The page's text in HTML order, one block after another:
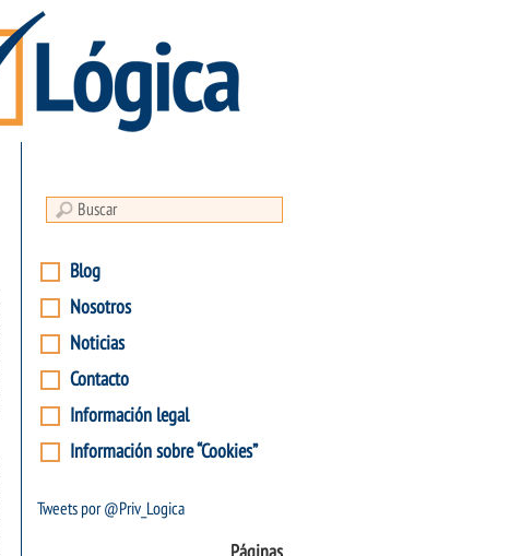
Blog
Nosotros
Noticias
Contacto
Información legal
Información sobre “Cookies”
Tweets por @Priv_Logica